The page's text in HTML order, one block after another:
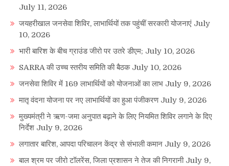
July 11, 2026
जयहरीखाल जनसेवा शिविर, लाभार्थियों तक पहुंचीं सरकारी योजनाएं July
10, 2026
भारी बारिश के बीच ग्राउंड जीरो पर उतरे डीएम; July 10, 2026
SARRA की उच्च स्तरीय समिति की बैठक July 10, 2026
जनसेवा शिविर में 169 लाभार्थियों को योजनाओं का लाभ July 9, 2026
मातृ वंदना योजना पर नए लाभार्थियों का हुआ पंजीकरण July 9, 2026
मुख्यमंत्री ने ऋण-जमा अनुपात बढ़ाने के लिए नियमित शिविर लगाने के दिए
निर्देश July 9, 2026
लगातार बारिश, आपदा परिचालन केंद्र से संभाली कमान July 9, 2026
बाल श्रम पर जीरो टॉलरेंस, जिला प्रशासन ने तेज की निगरानी July 9,